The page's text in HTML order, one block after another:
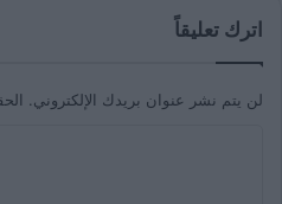
اترك تعليقاً
لن يتم نشر عنوان بريدك الإلكتروني.